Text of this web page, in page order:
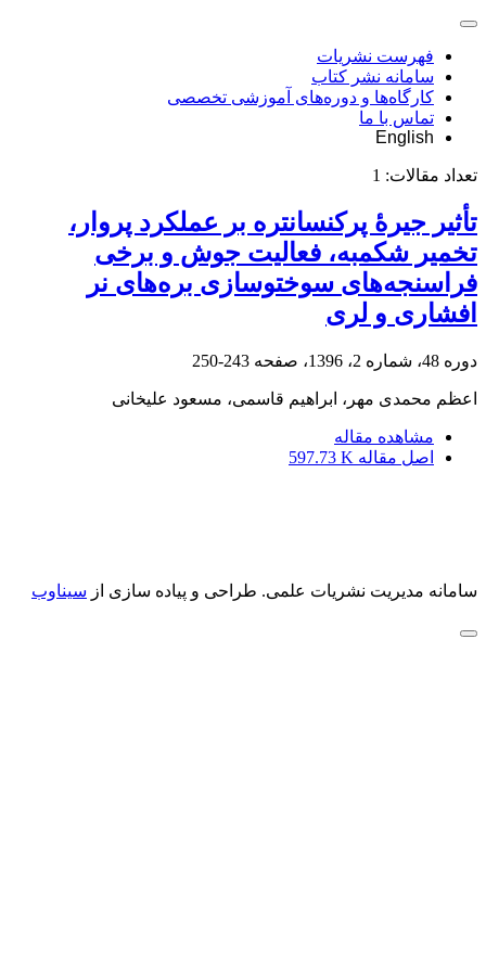
فهرست نشریات
سامانه نشر کتاب
کارگاه‌ها و دوره‌های آموزشی تخصصی
تماس با ما
English
تعداد مقالات: 1
تأثیر جیرۀ پرکنسانتره بر عملکرد پروار،
تخمیر شکمبه، فعالیت جوش و برخی
فراسنجه‌های سوختوسازی بره‌های نر
افشاری و لری
دوره 48، شماره 2، 1396، صفحه 243-250
اعظم محمدی مهر، ابراهیم قاسمی، مسعود علیخانی
مشاهده مقاله
اصل مقاله 597.73 K
سامانه مدیریت نشریات علمی. طراحی و پیاده سازی از سیناوب